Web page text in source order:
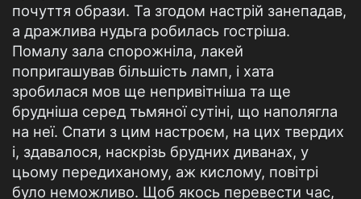
почуття образи. Та згодом настрій занепадав,
а дражлива нудьга робилась гостріша.
Помалу зала спорожніла, лакей
попригашував більшість ламп, і хата
зробилася мов ще непривітніша та ще
брудніша серед тьмяної сутіні, що наполягла
на неї. Спати з цим настроєм, на цих твердих
і, здавалося, наскрізь брудних диванах, у
цьому передиханому, аж кислому, повітрі
було неможливо. Щоб якось перевести час,